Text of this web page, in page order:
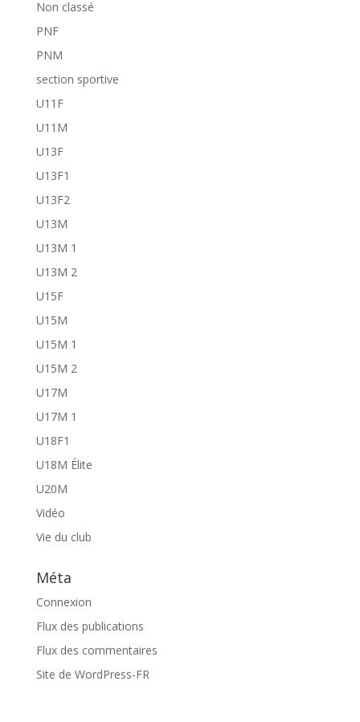
Non classé
PNF
PNM
section sportive
U11F
U11M
U13F
U13F1
U13F2
U13M
U13M 1
U13M 2
U15F
U15M
U15M 1
U15M 2
U17M
U17M 1
U18F1
U18M Élite
U20M
Vidéo
Vie du club
Méta
Connexion
Flux des publications
Flux des commentaires
Site de WordPress-FR